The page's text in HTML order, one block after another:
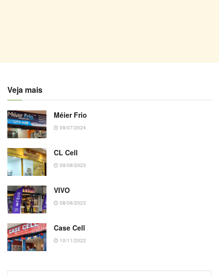
Veja mais
Méier Frio
09/07/2024
CL Cell
09/08/2023
VIVO
08/08/2023
Case Cell
10/11/2022